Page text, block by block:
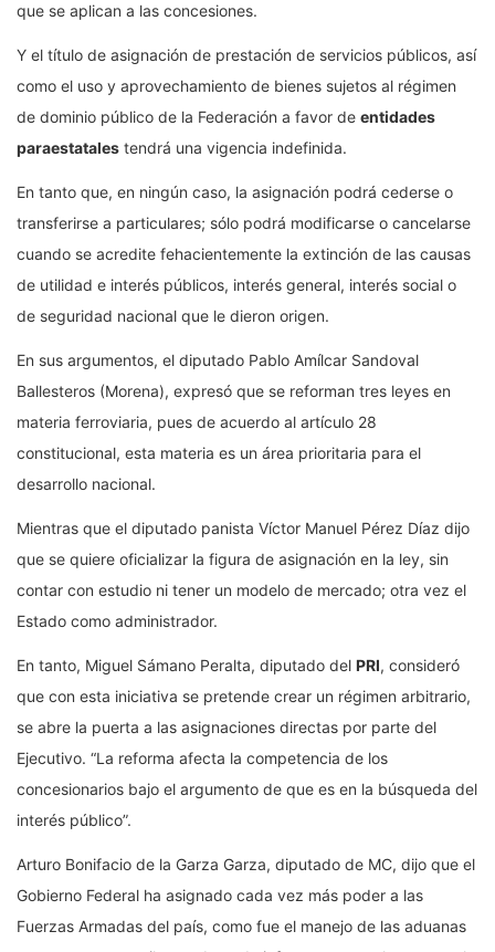
que se aplican a las concesiones.
Y el título de asignación de prestación de servicios públicos, así
como el uso y aprovechamiento de bienes sujetos al régimen
de dominio público de la Federación a favor de entidades
paraestatales tendrá una vigencia indefinida.
En tanto que, en ningún caso, la asignación podrá cederse o
transferirse a particulares; sólo podrá modificarse o cancelarse
cuando se acredite fehacientemente la extinción de las causas
de utilidad e interés públicos, interés general, interés social o
de seguridad nacional que le dieron origen.
En sus argumentos, el diputado Pablo Amílcar Sandoval
Ballesteros (Morena), expresó que se reforman tres leyes en
materia ferroviaria, pues de acuerdo al artículo 28
constitucional, esta materia es un área prioritaria para el
desarrollo nacional.
Mientras que el diputado panista Víctor Manuel Pérez Díaz dijo
que se quiere oficializar la figura de asignación en la ley, sin
contar con estudio ni tener un modelo de mercado; otra vez el
Estado como administrador.
En tanto, Miguel Sámano Peralta, diputado del PRI, consideró
que con esta iniciativa se pretende crear un régimen arbitrario,
se abre la puerta a las asignaciones directas por parte del
Ejecutivo. “La reforma afecta la competencia de los
concesionarios bajo el argumento de que es en la búsqueda del
interés público”.
Arturo Bonifacio de la Garza Garza, diputado de MC, dijo que el
Gobierno Federal ha asignado cada vez más poder a las
Fuerzas Armadas del país, como fue el manejo de las aduanas